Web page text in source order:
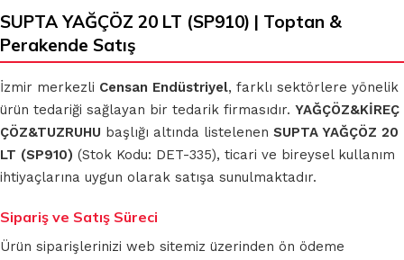
SUPTA YAĞÇÖZ 20 LT (SP910) | Toptan &
Perakende Satış
İzmir merkezli Censan Endüstriyel, farklı sektörlere yönelik
ürün tedariği sağlayan bir tedarik firmasıdır. YAĞÇÖZ&KİREÇ
ÇÖZ&TUZRUHU başlığı altında listelenen SUPTA YAĞÇÖZ 20
LT (SP910) (Stok Kodu: DET-335), ticari ve bireysel kullanım
ihtiyaçlarına uygun olarak satışa sunulmaktadır.
Sipariş ve Satış Süreci
Ürün siparişlerinizi web sitemiz üzerinden ön ödeme